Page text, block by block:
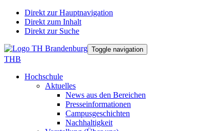
Direkt zur Hauptnavigation
Direkt zum Inhalt
Direkt zur Suche
Toggle navigation
THB
Hochschule
Aktuelles
News aus den Bereichen
Presseinformationen
Campusgeschichten
Nachhaltigkeit